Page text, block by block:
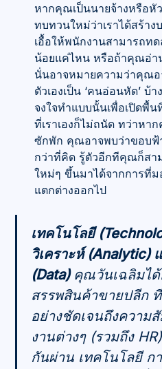
หากคุณเป็นนายจ้างหรือหั
ทบทวนใหม่ว่าเราได้สร้า
เอื้อให้พนักงานสามารถท
น้อยแค่ไหน หรือถ้าคุณอ่า
นั่นอาจหมายความว่าคุณ
ตัวเองเป็น ‘คนอ่อนหัด’ บ้
จงใจทำแบบนั้นเพื่อเปิดพื้
ที่เราเองก็ไม่ถนัด ทว่าหา
ซักพัก คุณอาจพบว่าขอบฟ้
กว่าที่คิด รู้ตัวอีกทีคุณก็สา
ใหม่ๆ ขึ้นมาได้จากการที่
แตกต่างออกไป
เทคโนโลยี
วิเคราะห์ (Analytic)
(Data) คุณวันเฉลิมได้
สรรพสินค้าขายปลีก
อย่างชัดเจนถึงความ
งานต่างๆ (รวมถึง
กันผ่าน เทคโนโลยี ก